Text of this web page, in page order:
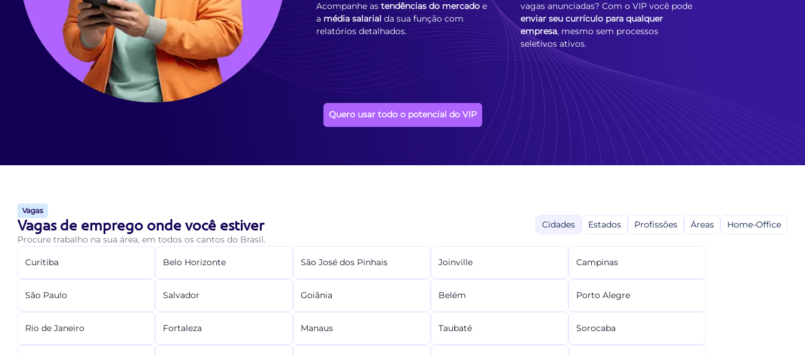
Acompanhe as tendências do mercadoe
a média salarial da sua função com
relatórios detalhados.
vagas anunciadas? Com o VIP você pode
enviar seu currículo para qualquer
empresa, mesmo sem processos
seletivos ativos.
Quero usar todo o potencial do VIP
Vagas
Vagas de emprego onde você estiver
Procure trabalho na sua área, em todos os cantos do Brasil.
Cidades Estados Profissões Áreas Home-Office
Curitiba Belo Horizonte São José dos Pinhais Joinville Campinas
São Paulo Salvador Goiânia Belém Porto Alegre
Rio de Janeiro Fortaleza Manaus Taubaté Sorocaba